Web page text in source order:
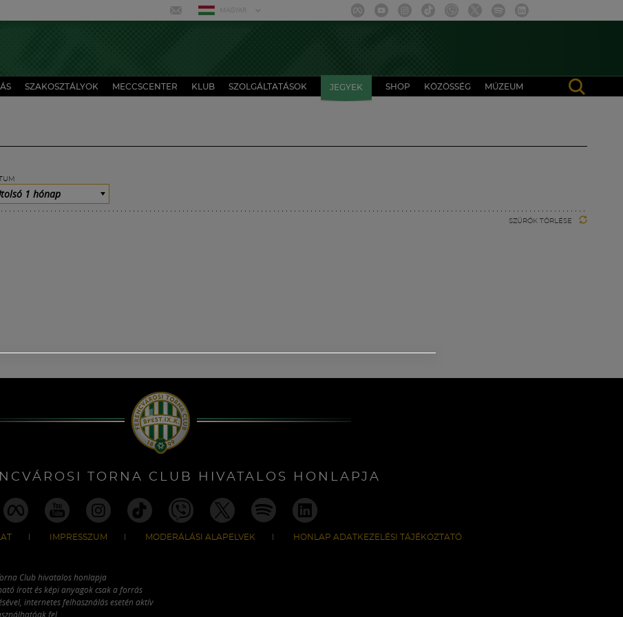
MAGYAR
SZAKOSZTÁLYOK MECCSCENTER KLUB SZOLGÁLTATÁSOK JEGYEK SHOP KÖZÖSSÉG MÚZEUM
1 hónap
SZŰRŐK TÖRLÉSE
TORNA CLUB HIVATALOS HONLAPJA
IMPRESSZUM MODERÁLÁSI ALAPELVEK HONLAP ADATKEZELÉSI TÁJÉKOZTATÓ
Club hivatalos honlapja
írott és képi anyagok csak a forrás
internetes felhasználás esetén aktív
fel.